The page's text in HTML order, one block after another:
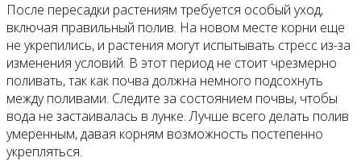
После пересадки растениям требуется особый уход,
включая правильный полив. На новом месте корни еще
не укрепились, и растения могут испытывать стресс из-за
изменения условий. В этот период не стоит чрезмерно
поливать, так как почва должна немного подсохнуть
между поливами. Следите за состоянием почвы, чтобы
вода не застаивалась в лунке. Лучше всего делать полив
умеренным, давая корням возможность постепенно
укрепляться.